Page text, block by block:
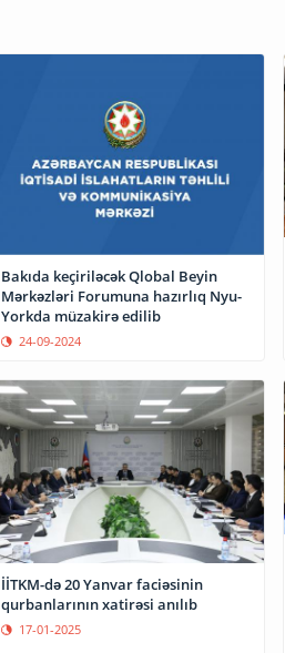
Bakıda keçiriləcək Qlobal Beyin
Mərkəzləri Forumuna hazırlıq Nyu-
Yorkda müzakirə edilib
24-09-2024
İİTKM-də 20 Yanvar faciəsinin
qurbanlarının xatirəsi anılıb
17-01-2025